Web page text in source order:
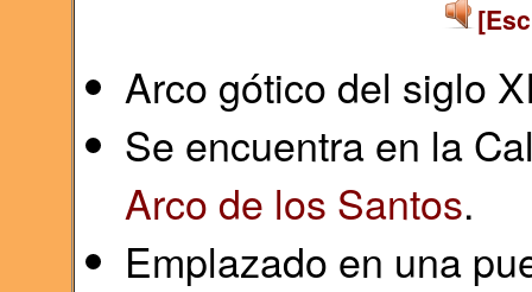
Arco gótico del siglo
Se encuentra en la
Arco de los Santos.
Emplazado en una